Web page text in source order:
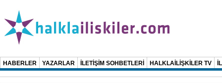
HABERLER YAZARLAR İLETİŞİM SOHBETLERİ HALKLAİLİŞKİLER TV